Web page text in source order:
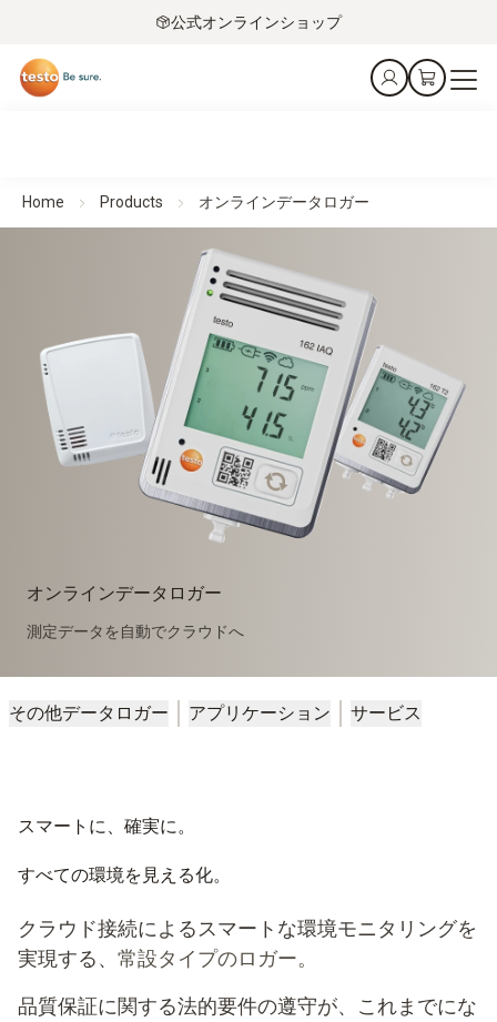
公式オンラインショップ
Home Products オンラインデータロガー
オンラインデータロガー
測定データを自動でクラウドへ
その他データロガー アプリケーション サービス
スマートに、確実に。
すべての環境を見える化。
クラウド接続によるスマートな環境モニタリングを
実現する、 常設タイプのロガー。
品質保証に関する法的要件の遵守が、これまでにな